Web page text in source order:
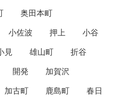
奥田本町
小佐波 押上
小谷
見 雄山町
折谷
開発
加賀沢
加古町 鹿島町
春日